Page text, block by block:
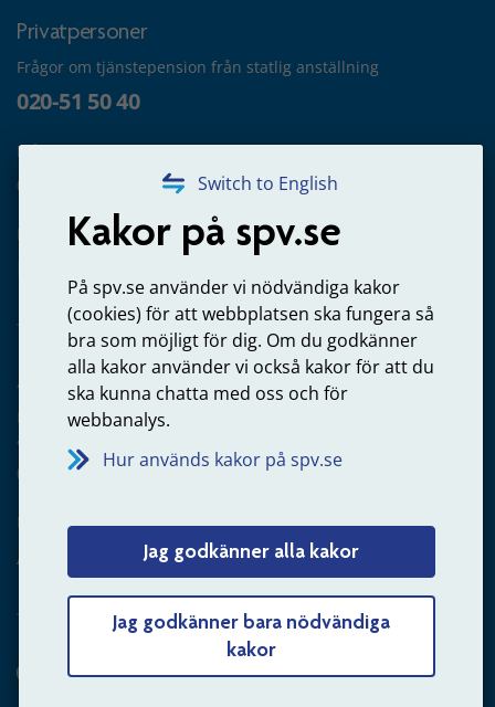
Switch to English
Kakor på spv.se
På spv.se använder vi nödvändiga kakor
(cookies) för att webbplatsen ska fungera så
bra som möjligt för dig. Om du godkänner
alla kakor använder vi också kakor för att du
ska kunna chatta med oss och för
webbanalys.
Hur används kakor på spv.se
Jag godkänner alla kakor
Jag godkänner bara nödvändiga
kakor
Privatpersoner
Frågor om tjänstepension från statlig anställning
020-51 50 40
Frågor om utbetalning
020-65 00 65
Kontakta oss
Arbetsgivare
Frågor om administration av tjänstepension från statlig
anställning
060-18 75 03
Kontakta oss
Arbetsgivare – skicka mejl till oss
Hitta svaret på din fråga